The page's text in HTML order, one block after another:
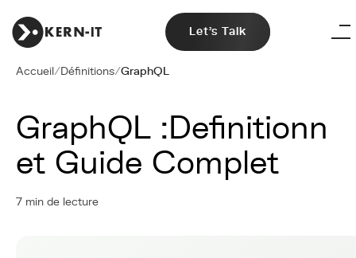
Let's Talk
Accueil/Définitions/GraphQL
GraphQL :Definitionn
et Guide Complet
7 min de lecture